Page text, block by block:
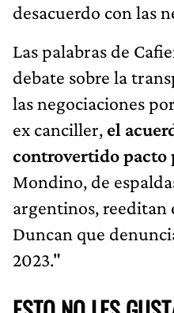
desacuerdo con las
Las palabras de
debate sobre la
las negociaciones
ex canciller, el
controvertido pacto
Mondino, de
argentinos, reeditan
Duncan que
2023."